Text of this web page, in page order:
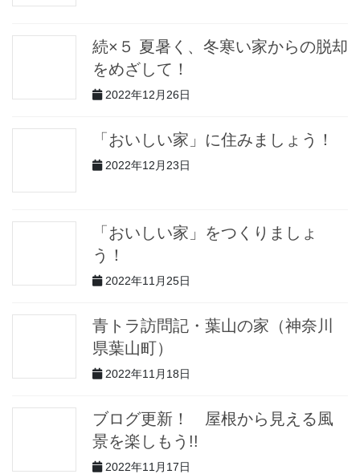
続×５ 夏暑く、冬寒い家からの脱却
をめざして！
2022年12月26日
「おいしい家」に住みましょう！
2022年12月23日
「おいしい家」をつくりましょ
う！
2022年11月25日
青トラ訪問記・葉山の家（神奈川
県葉山町）
2022年11月18日
ブログ更新！ 屋根から見える風
景を楽しもう!!
2022年11月17日